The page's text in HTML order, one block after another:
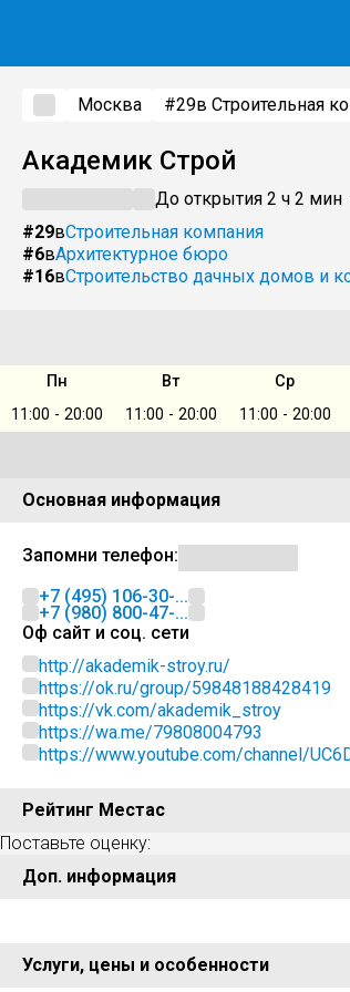
Москва #29в Строительная
Академик Строй
До открытия 2 ч 2 мин
#29вСтроительная компания
#6вАрхитектурное бюро
#16вСтроительство дачных домов и
Пн Вт Ср
11:00 - 20:00
11:00 - 20:00 11:00 - 20:00
Основная информация
Запомни телефон:
+7 (495) 106-30-...
+7 (980) 800-47-...
Оф сайт и соц. сети
http://akademik-stroy.ru/
https://ok.ru/group/59848188428419
https://vk.com/akademik_stroy
https://wa.me/79808004793
https://www.youtube.com/channel/
Рейтинг Местас
Поставьте оценку:
Доп. информация
Услуги, цены и особенности